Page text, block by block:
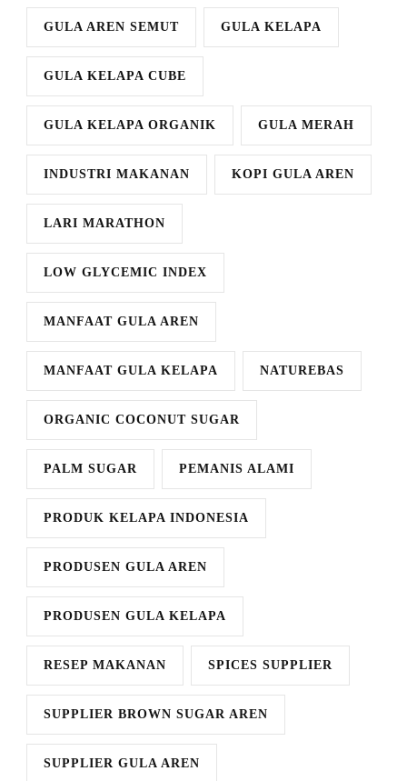
GULA AREN SEMUT GULA KELAPA
GULA KELAPA CUBE
GULA KELAPA ORGANIK GULA MERAH
INDUSTRI MAKANAN KOPI GULA AREN
LARI MARATHON
LOW GLYCEMIC INDEX
MANFAAT GULA AREN
MANFAAT GULA KELAPA NATUREBAS
ORGANIC COCONUT SUGAR
PALM SUGAR PEMANIS ALAMI
PRODUK KELAPA INDONESIA
PRODUSEN GULA AREN
PRODUSEN GULA KELAPA
RESEP MAKANAN SPICES SUPPLIER
SUPPLIER BROWN SUGAR AREN
SUPPLIER GULA AREN